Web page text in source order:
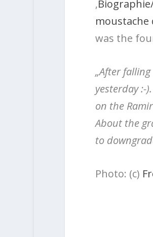
‚
moustache
was the
„After
yesterday :-
on the
About the
to
Photo: (c)